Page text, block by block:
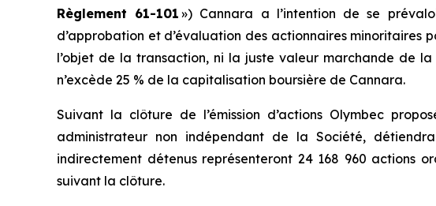
Règlement 61-101 ») Cannara a l’intention de se
d’approbation et d’évaluation des actionnaires minoritaires
l’objet de la transaction, ni la juste valeur marchande de
n’excède 25 % de la capitalisation boursière de Cannara.
Suivant la clôture de l’émission d’actions Olymbec
administrateur non indépendant de la Société,
indirectement détenus représenteront 24 168 960 actions
suivant la clôture.